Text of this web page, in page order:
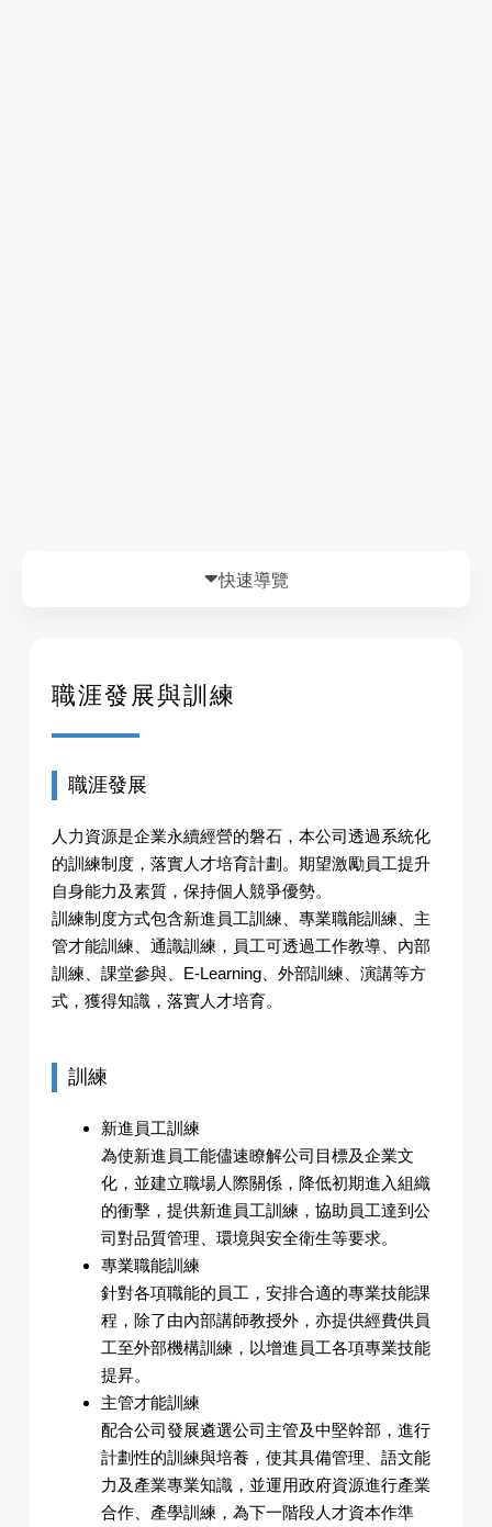
職涯發展與訓練
職涯發展
人力資源是企業永續經營的磐石，本公司透過系統化
的訓練制度，落實人才培育計劃。期望激勵員工提升
自身能力及素質，保持個人競爭優勢。
訓練制度方式包含新進員工訓練、專業職能訓練、主
管才能訓練、通識訓練，員工可透過工作教導、內部
訓練、課堂參與、E-Learning、外部訓練、演講等方
式，獲得知識，落實人才培育。
訓練
新進員工訓練
為使新進員工能儘速瞭解公司目標及企業文
化，並建立職場人際關係，降低初期進入組織
的衝擊，提供新進員工訓練，協助員工達到公
司對品質管理、環境與安全衛生等要求。
專業職能訓練
針對各項職能的員工，安排合適的專業技能課
程，除了由內部講師教授外，亦提供經費供員
工至外部機構訓練，以增進員工各項專業技能
提昇。
主管才能訓練
配合公司發展遴選公司主管及中堅幹部，進行
計劃性的訓練與培養，使其具備管理、語文能
力及產業專業知識，並運用政府資源進行產業
合作、產學訓練，為下一階段人才資本作準